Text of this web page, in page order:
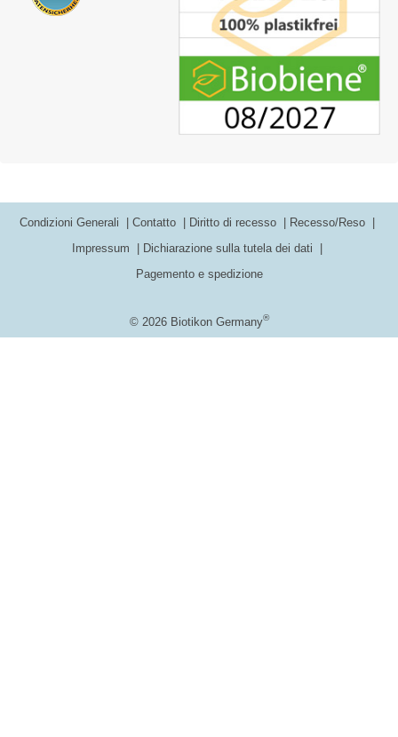
© 2026 Biotikon Germany®
Condizioni Generali Contatto Diritto di recesso
Recesso/Reso
Impressum
Dichiarazione sulla tutela dei dati
Pagemento e spedizione